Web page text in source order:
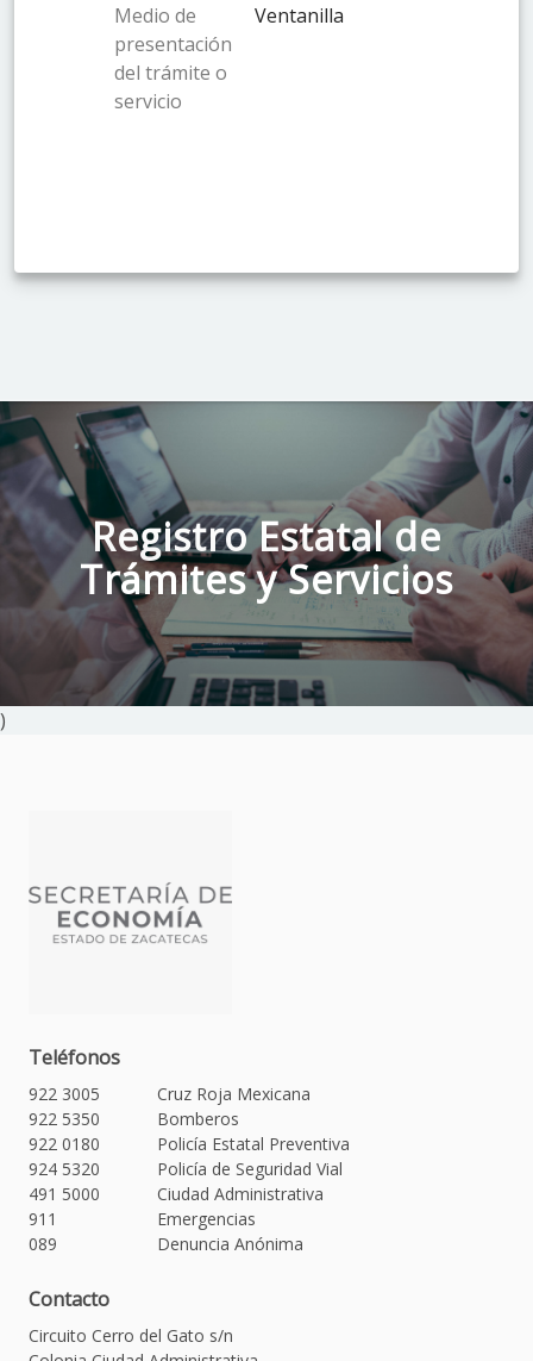
Medio de
presentación
del trámite o
servicio
Ventanilla
Registro Estatal de
Trámites y Servicios
)
Teléfonos
922 3005
Cruz Roja Mexicana
922 5350
Bomberos
922 0180
Policía Estatal Preventiva
924 5320
Policía de Seguridad Vial
491 5000
Ciudad Administrativa
911
Emergencias
089
Denuncia Anónima
Contacto
Circuito Cerro del Gato s/n